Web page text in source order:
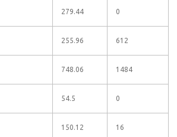
279.44 0
255.96 612
748.06 1484
54.5 0
150.12 16